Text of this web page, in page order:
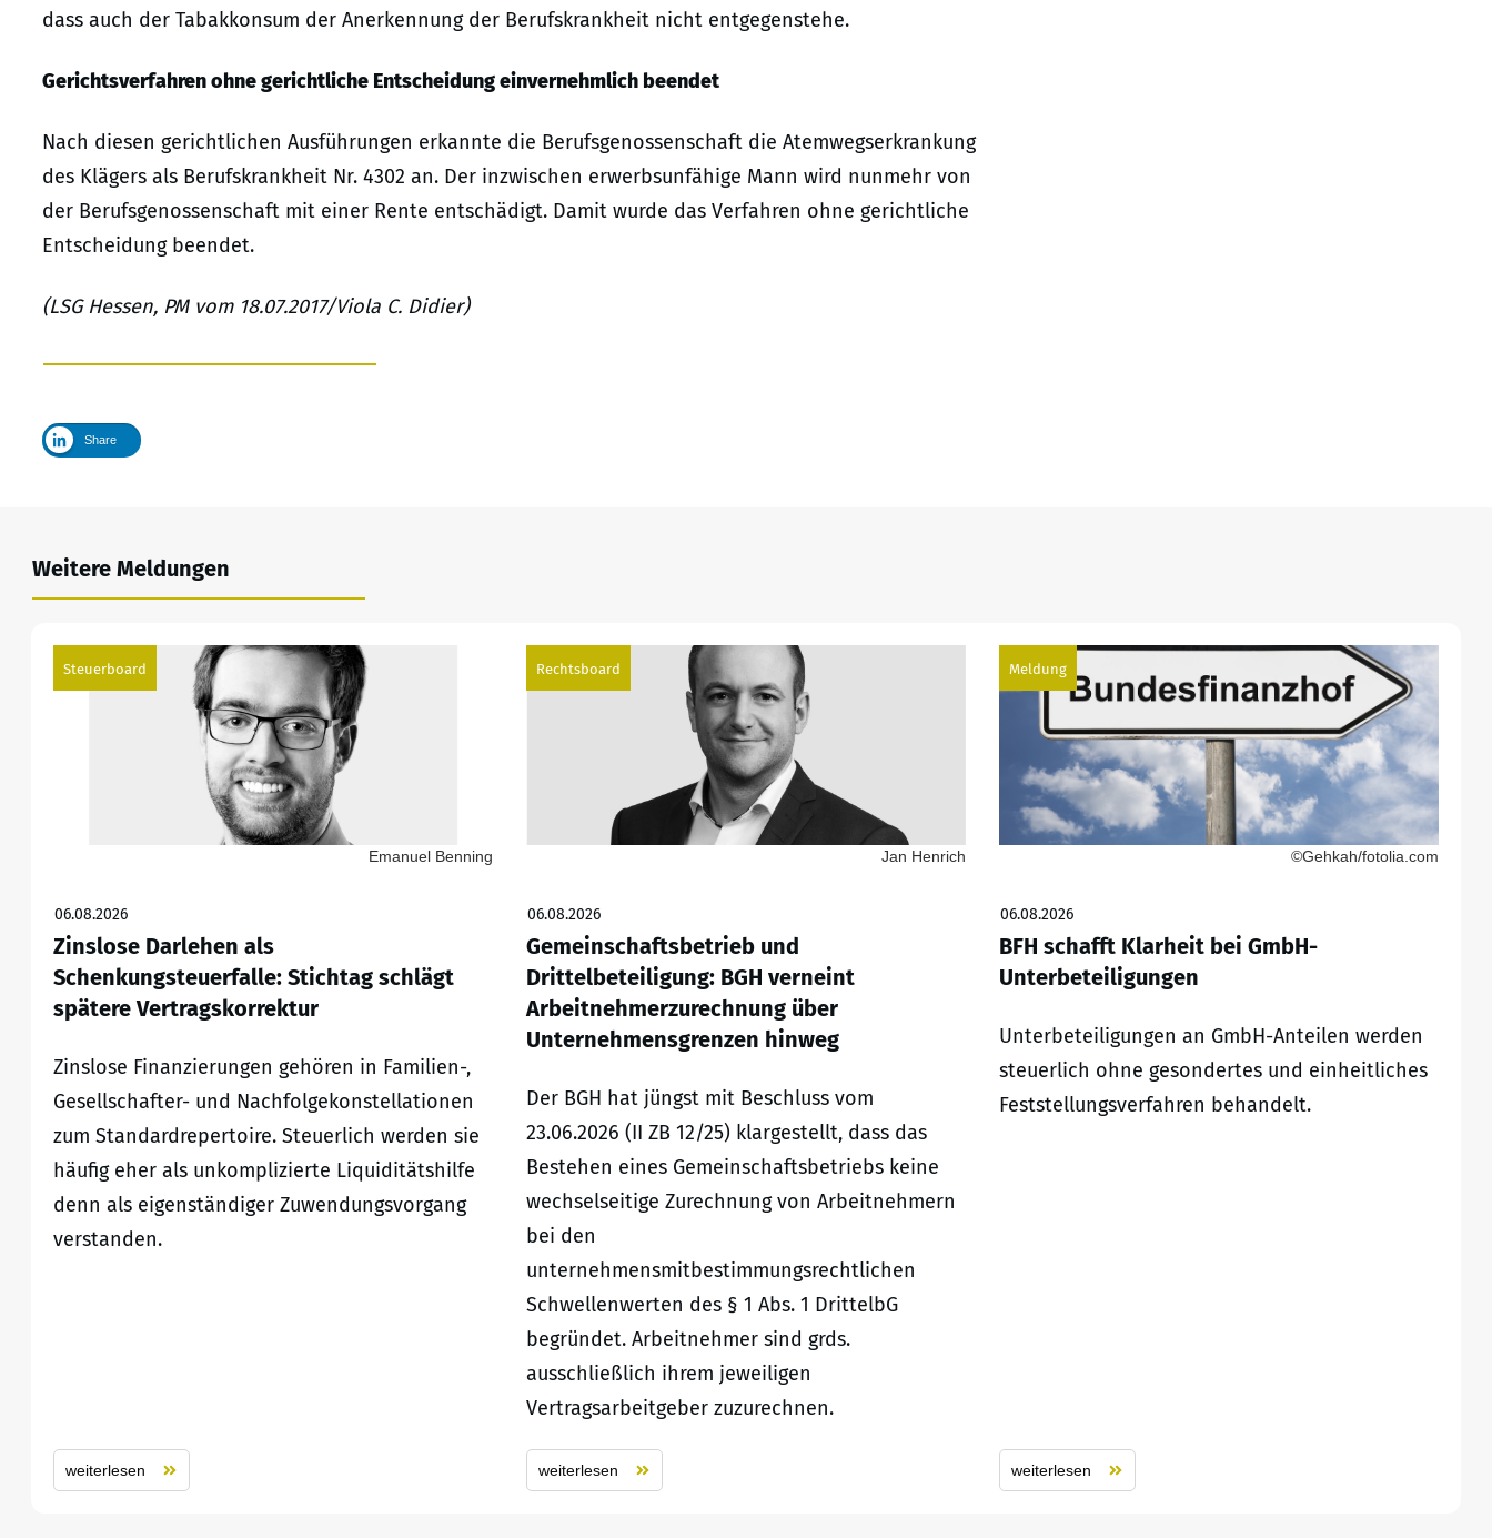
dass auch der Tabakkonsum der Anerkennung der Berufskrankheit nicht entgegenstehe.
Gerichtsverfahren ohne gerichtliche Entscheidung einvernehmlich beendet
Nach diesen gerichtlichen Ausführungen erkannte die Berufsgenossenschaft die Atemwegserkrankung
des Klägers als Berufskrankheit Nr. 4302 an. Der inzwischen erwerbsunfähige Mann wird nunmehr von
der Berufsgenossenschaft mit einer Rente entschädigt. Damit wurde das Verfahren ohne gerichtliche
Entscheidung beendet.
(LSG Hessen, PM vom 18.07.2017/Viola C. Didier)
Share
Weitere Meldungen
Steuerboard
Emanuel Benning
06.08.2026
Zinslose Darlehen als
Schenkungsteuerfalle: Stichtag schlägt
spätere Vertragskorrektur
Zinslose Finanzierungen gehören in Familien-,
Gesellschafter- und Nachfolgekonstellationen
zum Standardrepertoire. Steuerlich werden sie
häufig eher als unkomplizierte Liquiditätshilfe
denn als eigenständiger Zuwendungsvorgang
verstanden.
weiterlesen
Rechtsboard
Jan Henrich
06.08.2026
Gemeinschaftsbetrieb und
Drittelbeteiligung: BGH verneint
Arbeitnehmerzurechnung über
Unternehmensgrenzen hinweg
Der BGH hat jüngst mit Beschluss vom
23.06.2026 (II ZB 12/25) klargestellt, dass das
Bestehen eines Gemeinschaftsbetriebs keine
wechselseitige Zurechnung von Arbeitnehmern
bei den
unternehmensmitbestimmungsrechtlichen
Schwellenwerten des § 1 Abs. 1 DrittelbG
begründet. Arbeitnehmer sind grds.
ausschließlich ihrem jeweiligen
Vertragsarbeitgeber zuzurechnen.
weiterlesen
Meldung
©Gehkah/fotolia.com
06.08.2026
BFH schafft Klarheit bei GmbH-
Unterbeteiligungen
Unterbeteiligungen an GmbH-Anteilen werden
steuerlich ohne gesondertes und einheitliches
Feststellungsverfahren behandelt.
weiterlesen